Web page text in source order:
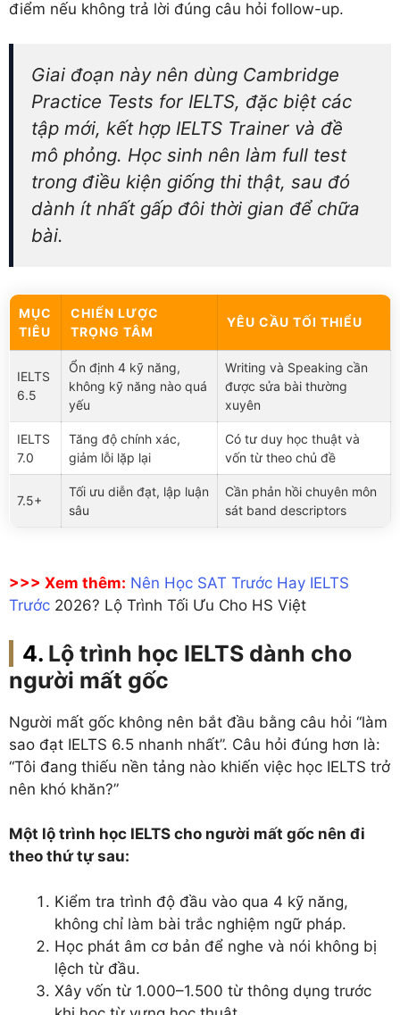
điểm nếu không trả lời đúng câu hỏi follow-up.
Giai đoạn này nên dùng Cambridge
Practice Tests for IELTS, đặc biệt các
tập mới, kết hợp IELTS Trainer và đề
mô phỏng. Học sinh nên làm full test
trong điều kiện giống thi thật, sau đó
dành ít nhất gấp đôi thời gian để chữa
bài.
MỤC
TIÊU
CHIẾN LƯỢC
TRỌNG TÂM
YÊU CẦU TỐI THIỂU
IELTS
6.5
Ổn định 4 kỹ năng,
không kỹ năng nào quá
yếu
Writing và Speaking cần
được sửa bài thường
xuyên
IELTS
7.0
Tăng độ chính xác,
giảm lỗi lặp lại
Có tư duy học thuật và
vốn từ theo chủ đề
7.5+
Tối ưu diễn đạt, lập luận
sâu
Cần phản hồi chuyên môn
sát band descriptors
>>> Xem thêm: Nên Học SAT Trước Hay IELTS
Trước 2026? Lộ Trình Tối Ưu Cho HS Việt
Lộ trình học IELTS dành cho
người mất gốc
Người mất gốc không nên bắt đầu bằng câu hỏi “làm
sao đạt IELTS 6.5 nhanh nhất”. Câu hỏi đúng hơn là:
“Tôi đang thiếu nền tảng nào khiến việc học IELTS trở
nên khó khăn?”
Một lộ trình học IELTS cho người mất gốc nên đi
theo thứ tự sau:
Kiểm tra trình độ đầu vào qua 4 kỹ năng,
không chỉ làm bài trắc nghiệm ngữ pháp.
Học phát âm cơ bản để nghe và nói không bị
lệch từ đầu.
Xây vốn từ 1.000–1.500 từ thông dụng trước